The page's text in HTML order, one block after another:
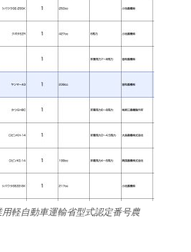
軽自動車運輸省型式認定番号農